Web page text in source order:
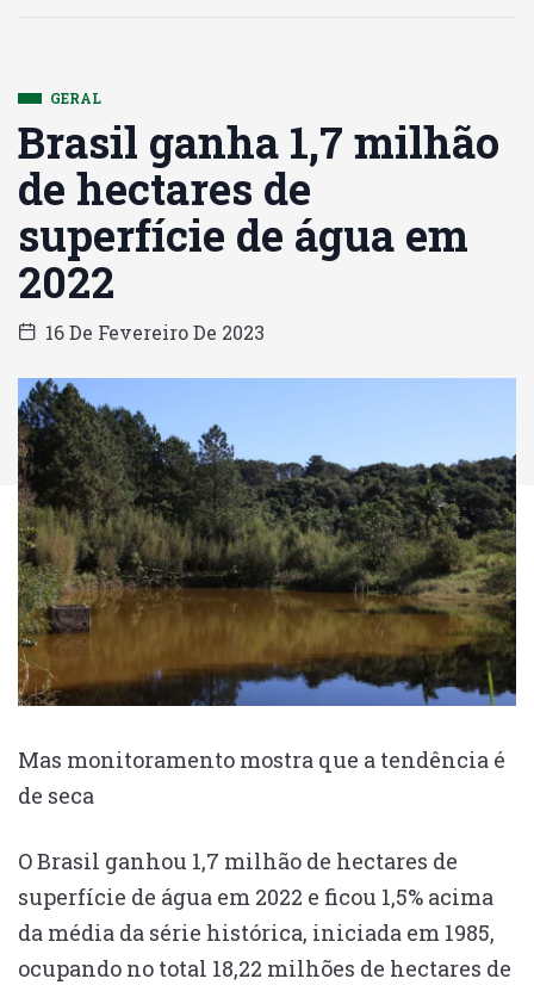
GERAL
Brasil ganha 1,7 milhão
de hectares de
superfície de água em
2022
16 De Fevereiro De 2023
Mas monitoramento mostra que a tendência é
de seca
O Brasil ganhou 1,7 milhão de hectares de
superfície de água em 2022 e ficou 1,5% acima
da média da série histórica, iniciada em 1985,
ocupando no total 18,22 milhões de hectares de